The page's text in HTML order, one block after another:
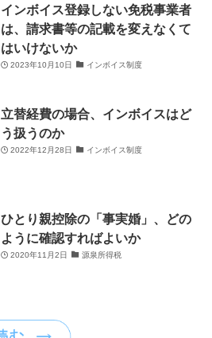
インボイス登録しない免税事業者
は、請求書等の記載を変えなくて
はいけないか
2023年10月10日 インボイス制度
立替経費の場合、インボイスはど
う扱うのか
2022年12月28日 インボイス制度
ひとり親控除の「事実婚」、どの
ように確認すればよいか
2020年11月2日 源泉所得税